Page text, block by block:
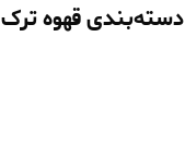
دسته‌بندی قهوه ترک